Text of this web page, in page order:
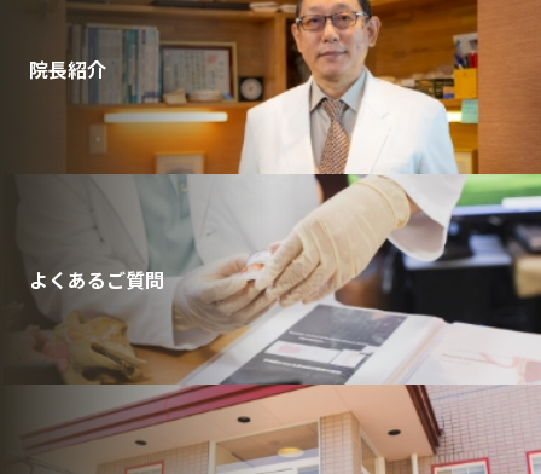
院長紹介
よくあるご質問